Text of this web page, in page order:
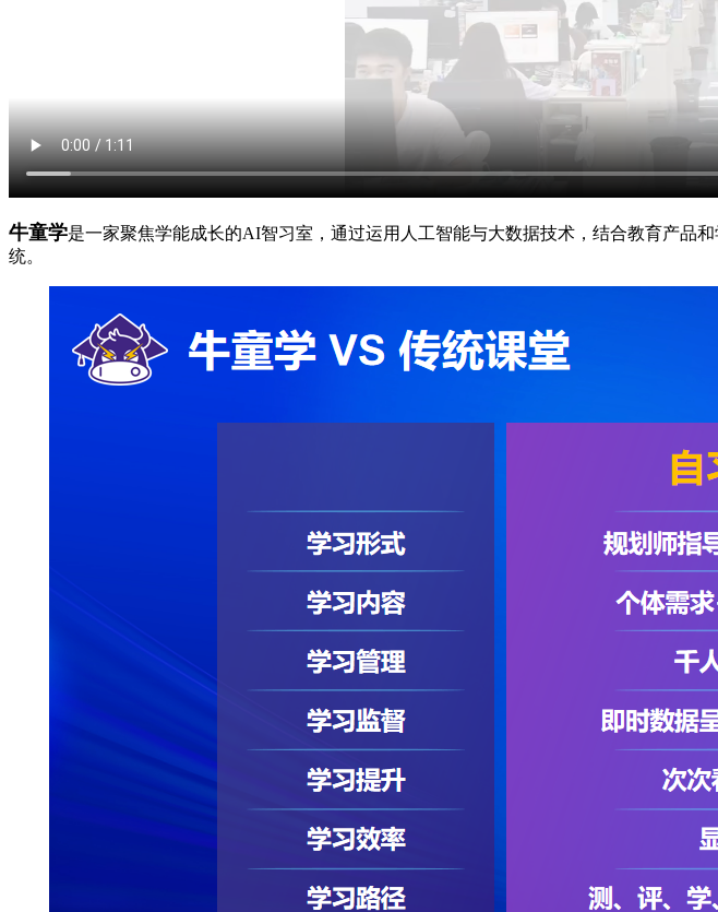
牛童学是一家聚焦学能成长的AI智习室，通过运用人工智能与大数据技术，结合教育产品
统。